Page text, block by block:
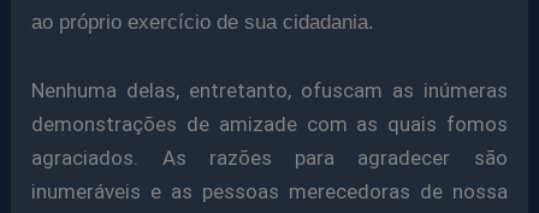
ao próprio exercício de sua cidadania.
Nenhuma delas, entretanto, ofuscam as inúmeras
demonstrações de amizade com as quais fomos
agraciados. As razões para agradecer são
inumeráveis e as pessoas merecedoras de nossa